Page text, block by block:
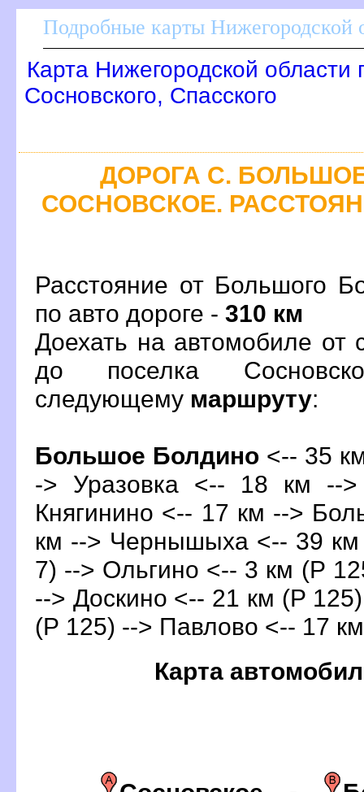
Подробные карты Нижегородской
Карта Нижегородской области
Сосновского, Спасского
ДОРОГА С.
СОСНОВСКОЕ.
Расстояние от Большого
по авто дороге - 310 км
Доехать на автомобиле
до поселка
следующему маршруту:
Большое Болдино<-- 35
-> Уразовка <-- 18 км --
Княгинино <-- 17 км -->
км --> Чернышыха <-- 39
7) --> Ольгино <-- 3 км (Р
--> Доскино <-- 21 км (Р
(Р 125) --> Павлово <-- 17
Карта